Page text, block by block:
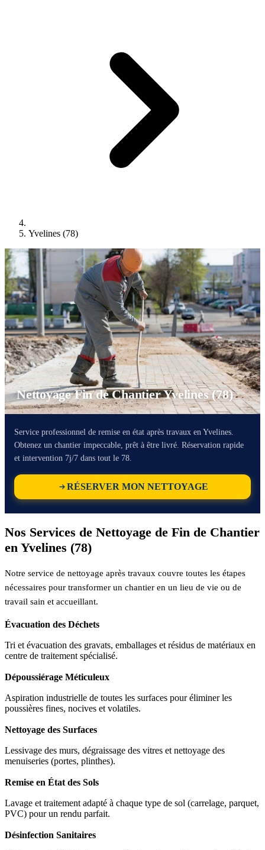
Yvelines (78)
Nettoyage Fin de Chantier Yvelines (78)
Service professionnel de remise en état après travaux en Yvelines.
Obtenez un chantier impeccable, prêt à être livré. Réservation rapide
et intervention 7j/7 dans tout le 78.
RÉSERVER MON NETTOYAGE
Nos Services de Nettoyage de Fin de Chantier
en Yvelines (78)
Notre service de nettoyage après travaux couvre toutes les étapes
nécessaires pour transformer un chantier en un lieu de vie ou de
travail sain et accueillant.
Évacuation des Déchets
Tri et évacuation des gravats, emballages et résidus de matériaux en
centre de traitement spécialisé.
Dépoussiérage Méticuleux
Aspiration industrielle de toutes les surfaces pour éliminer les
poussières fines, nocives et volatiles.
Nettoyage des Surfaces
Lessivage des murs, dégraissage des vitres et nettoyage des
menuiseries (portes, plinthes).
Remise en État des Sols
Lavage et traitement adapté à chaque type de sol (carrelage, parquet,
PVC) pour un rendu parfait.
Désinfection Sanitaires